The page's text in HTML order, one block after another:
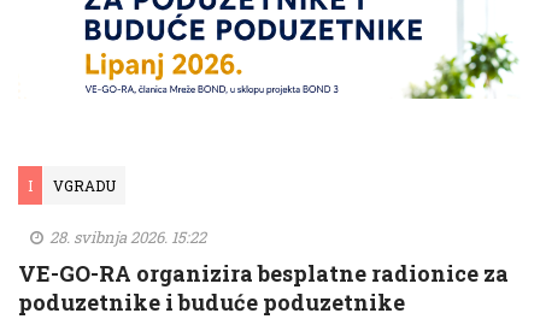
I VGRADU
28. svibnja 2026. 15:22
VE-GO-RA organizira besplatne radionice za
poduzetnike i buduće poduzetnike